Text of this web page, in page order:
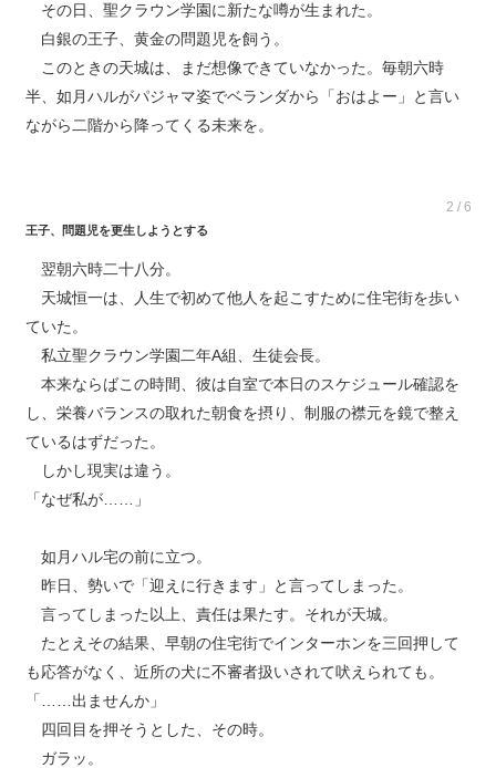
その日、聖クラウン学園に新たな噂が生まれた。
白銀の王子、黄金の問題児を飼う。
このときの天城は、まだ想像できていなかった。毎朝六時
半、如月ハルがパジャマ姿でベランダから「おはよー」と言い
ながら二階から降ってくる未来を。
2 / 6
王子、問題児を更生しようとする
翌朝六時二十八分。
天城恒一は、人生で初めて他人を起こすために住宅街を歩い
ていた。
私立聖クラウン学園二年A組、生徒会長。
本来ならばこの時間、彼は自室で本日のスケジュール確認を
し、栄養バランスの取れた朝食を摂り、制服の襟元を鏡で整え
ているはずだった。
しかし現実は違う。
「なぜ私が……」
如月ハル宅の前に立つ。
昨日、勢いで「迎えに行きます」と言ってしまった。
言ってしまった以上、責任は果たす。それが天城。
たとえその結果、早朝の住宅街でインターホンを三回押して
も応答がなく、近所の犬に不審者扱いされて吠えられても。
「……出ませんか」
四回目を押そうとした、その時。
ガラッ。